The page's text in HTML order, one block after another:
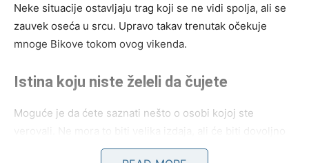
Neke situacije ostavljaju trag koji se ne vidi spolja, ali se
zauvek oseća u srcu. Upravo takav trenutak očekuje
mnoge Bikove tokom ovog vikenda.
Istina koju niste želeli da čujete
Moguće je da ćete saznati nešto o osobi kojoj ste
da promenite mišljenje o nekome ko je imao posebno